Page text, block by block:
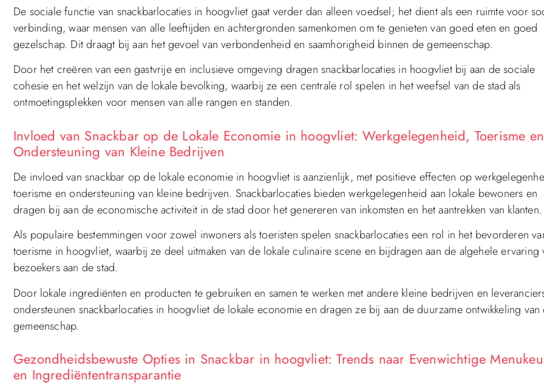
De sociale functie van snackbarlocaties in hoogvliet gaat verder dan alleen voedsel; het dient als een ruimte voor
verbinding, waar mensen van alle leeftijden en achtergronden samenkomen om te genieten van goed eten en goed
gezelschap. Dit draagt bij aan het gevoel van verbondenheid en saamhorigheid binnen de gemeenschap.
Door het creëren van een gastvrije en inclusieve omgeving dragen snackbarlocaties in hoogvliet bij aan de sociale
cohesie en het welzijn van de lokale bevolking, waarbij ze een centrale rol spelen in het weefsel van de stad als
ontmoetingsplekken voor mensen van alle rangen en standen.
Invloed van Snackbar op de Lokale Economie in hoogvliet: Werkgelegenheid, Toerisme en
Ondersteuning van Kleine Bedrijven
De invloed van snackbar op de lokale economie in hoogvliet is aanzienlijk, met positieve effecten op
toerisme en ondersteuning van kleine bedrijven. Snackbarlocaties bieden werkgelegenheid aan lokale bewoners en
dragen bij aan de economische activiteit in de stad door het genereren van inkomsten en het aantrekken van klanten.
Als populaire bestemmingen voor zowel inwoners als toeristen spelen snackbarlocaties een rol in het bevorderen
toerisme in hoogvliet, waarbij ze deel uitmaken van de lokale culinaire scene en bijdragen aan de algehele ervaring
bezoekers aan de stad.
Door lokale ingrediënten en producten te gebruiken en samen te werken met andere kleine bedrijven en
ondersteunen snackbarlocaties in hoogvliet de lokale economie en dragen ze bij aan de duurzame ontwikkeling van
gemeenschap.
Gezondheidsbewuste Opties in Snackbar in hoogvliet: Trends naar Evenwichtige
en Ingrediëntentransparantie